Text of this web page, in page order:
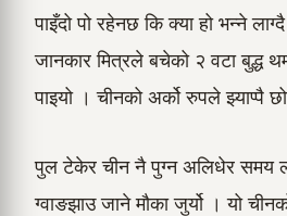
पाइँदो पो रहेनछ कि क्या हो भन्ने
जानकार मित्रले बचेको २ वटा बुद्ध
पाइयो । चीनको अर्को रुपले झ्याप्पै
पुल टेकेर चीन नै पुग्न अलिधेर समय
ग्वाङझाउ जाने मौका जुर्यो । यो